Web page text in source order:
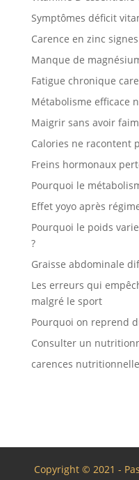
Symptômes déficit
Carence en zinc
Manque de
Fatigue chronique
Métabolisme efficace
Maigrir sans avoir faim
Calories ne racontent
Freins hormonaux
Pourquoi le
Effet yoyo après
Pourquoi le poids
?
Graisse abdominale
Les erreurs qui
malgré le sport
Pourquoi on reprend
Consulter un
carences
Copyright © 2021 -